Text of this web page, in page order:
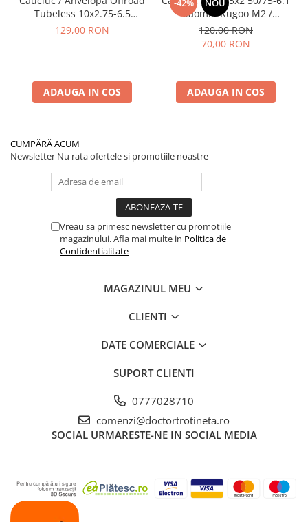
Tubeless 10x2.75-6.5
KuKirin G2/G2 Master 2025
129,00 RON
ADAUGA IN COS
-42% NOU
Xiaomi / Kugoo M2 /
Ducati/Evergreen/Motus/
120,00 RON
70,00 RON
ADAUGA IN COS
CUMPĂRĂ ACUM
Newsletter Nu rata ofertele si promotiile noastre
Vreau sa primesc newsletter cu promotiile
magazinului. Afla mai multe in Politica de
Confidentialitate
MAGAZINUL MEU
CLIENTI
DATE COMERCIALE
SUPORT CLIENTI
0777028710
comenzi@doctortrotineta.ro
SOCIAL URMARESTE-NE IN SOCIAL MEDIA